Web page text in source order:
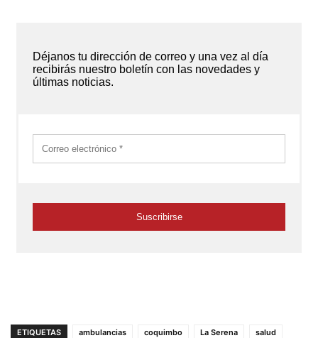
ETIQUETAS ambulancias coquimbo La Serena
salud